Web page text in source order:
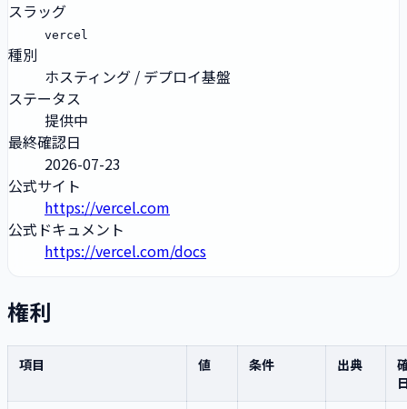
スラッグ
vercel
種別
ホスティング / デプロイ基盤
ステータス
提供中
最終確認日
2026-07-23
公式サイト
https://vercel.com
公式ドキュメント
https://vercel.com/docs
権利
項目 値 条件 出典